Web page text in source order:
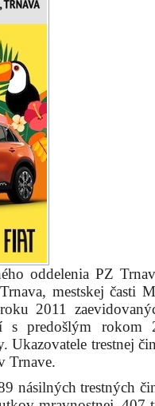
mestskej časti
2011
s predošlým rokom
Ukazovatele trestnej
násilných trestných
mravnostnej, 407
a 334
trestnej činnosti
obvode Linčianska-
(117).